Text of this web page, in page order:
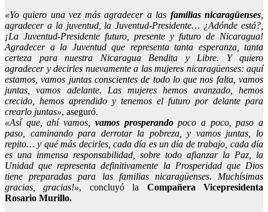
«Yo quiero una vez más agradecer a las familias nicaragüenses
agradecer a la juventud, la Juventud-Presidente… ¿Adónde está?,
¡La Juventud-Presidente futuro, presente y futuro de Nicaragua!
Agradecer a la Juventud que representa tanta esperanza, tanta
certeza para nuestra Nicaragua Bendita y Libre. Y quiero
agradecer y decirles nuevamente a las mujeres nicaragüenses: aquí
estamos, vamos juntas conscientes de todo lo que nos falta, vamos
juntas, vamos adelante. Las mujeres hemos avanzado, hemos
crecido, hemos aprendido y tenemos el futuro por delante para
crearlo juntas», aseguró.
«Así que, ahí vamos, vamos prosperandopoco a poco, paso a
paso, caminando para derrotar la pobreza, y vamos juntas, lo
repito… y qué más decirles, cada día es un día de trabajo, cada día
es una inmensa responsabilidad, sobre todo afianzar la Paz, la
Unidad que representa definitivamente la Prosperidad que Dios
tiene preparadas para las familias nicaragüenses. Muchísimas
gracias, gracias!», concluyó la Compañera Vicepresidenta
Rosario Murillo.